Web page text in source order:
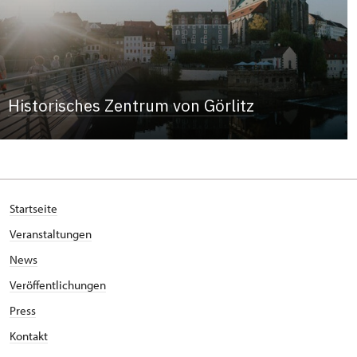
Historisches Zentrum von Görlitz
Startseite
Veranstaltungen
News
Veröffentlichungen
Press
Kontakt